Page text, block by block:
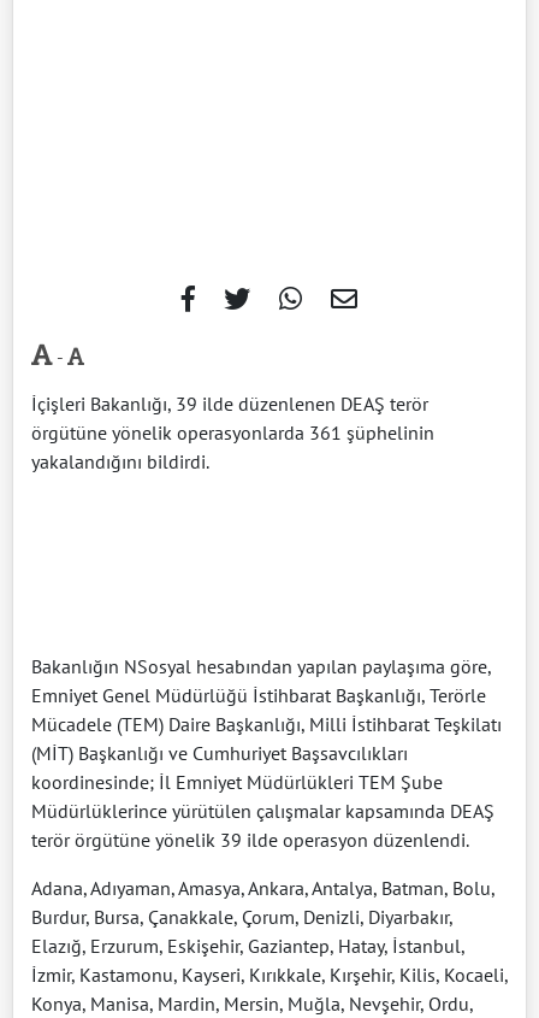
-
İçişleri Bakanlığı, 39 ilde düzenlenen DEAŞ terör
örgütüne yönelik operasyonlarda 361 şüphelinin
yakalandığını bildirdi.
Bakanlığın NSosyal hesabından yapılan paylaşıma göre,
Emniyet Genel Müdürlüğü İstihbarat Başkanlığı, Terörle
Mücadele (TEM) Daire Başkanlığı, Milli İstihbarat Teşkilatı
(MİT) Başkanlığı ve Cumhuriyet Başsavcılıkları
koordinesinde; İl Emniyet Müdürlükleri TEM Şube
Müdürlüklerince yürütülen çalışmalar kapsamında DEAŞ
terör örgütüne yönelik 39 ilde operasyon düzenlendi.
Adana, Adıyaman, Amasya, Ankara, Antalya, Batman, Bolu,
Burdur, Bursa, Çanakkale, Çorum, Denizli, Diyarbakır,
Elazığ, Erzurum, Eskişehir, Gaziantep, Hatay, İstanbul,
İzmir, Kastamonu, Kayseri, Kırıkkale, Kırşehir, Kilis, Kocaeli,
Konya, Manisa, Mardin, Mersin, Muğla, Nevşehir, Ordu,